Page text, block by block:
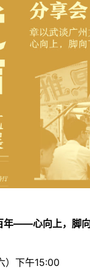
年——心向上，脚
）下午15:00